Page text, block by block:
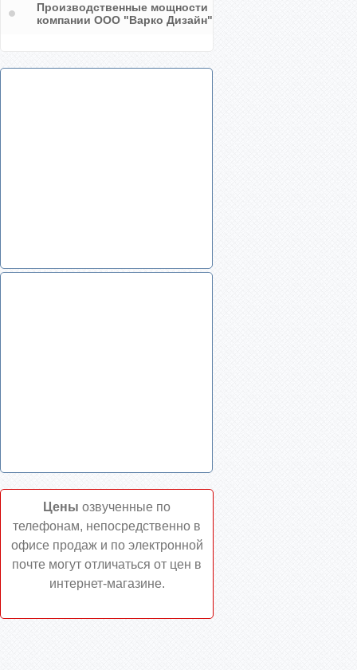
Производственные мощности
компании ООО "Варко Дизайн"
Цены озвученные по
телефонам, непосредственно в
офисе продаж и по электронной
почте могут отличаться от цен в
интернет-магазине.